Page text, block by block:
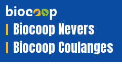
Biocoop Nevers
Biocoop Coulanges